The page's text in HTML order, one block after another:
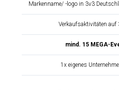
Markenname/ -logo in 3v3
Verkaufsaktivitäten auf
mind. 15 MEGA-
1x eigenes